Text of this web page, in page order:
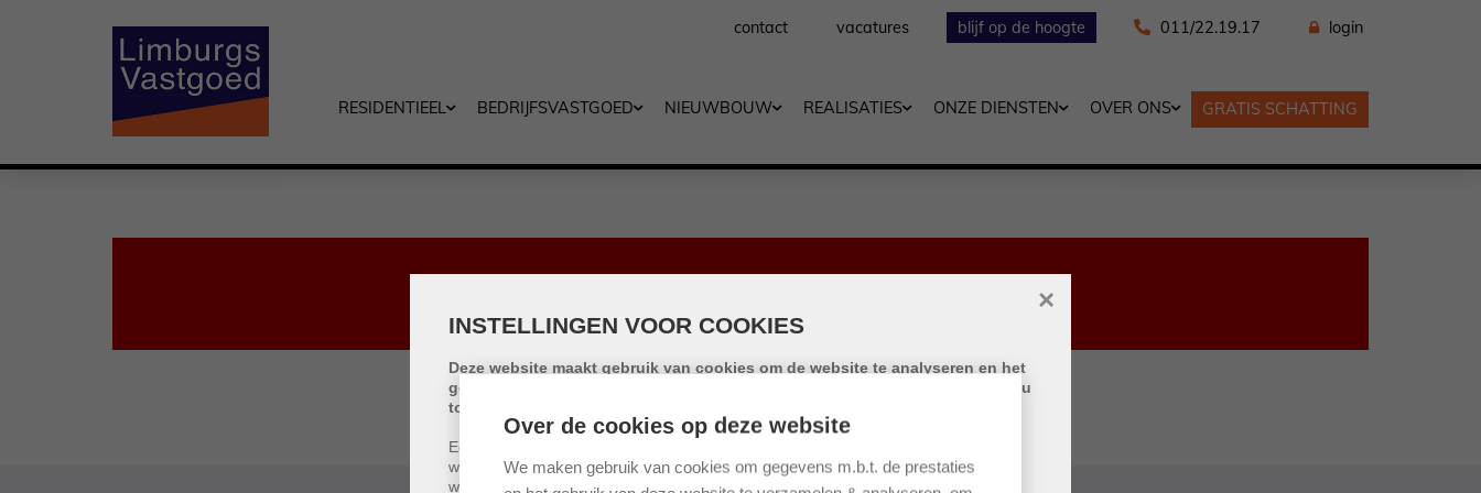
contact vacatures blijf op de hoogte 011/22.19.17 login
RESIDENTIEEL BEDRIJFSVASTGOED NIEUWBOUW REALISATIES ONZE DIENSTEN OVER ONS GRATIS SCHATTING
Over de cookies op deze website
We maken gebruik van cookies om gegevens m.b.t. de prestaties
INSTELLINGEN VOOR COOKIES
Deze website maakt gebruik van cookies om de website te analyseren en het
gebruiksgemak te vergroten. Door gebruik te maken van deze website geeft u
toestemming voor het gebruik van cookies.
Een cookie is een klein tekstbestand dat, bij het eerste bezoek aan deze website,
wordt opgeslagen in de browser van uw computer, tablet of smartphone. Deze
website gebruikt cookies om de gebruikservaring technisch te verbeteren, om
×